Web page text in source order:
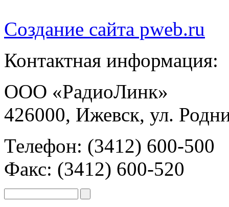
Создание сайта pweb.ru
Контактная информация:
ООО «РадиоЛинк»
426000, Ижевск, ул.
Телефон: (3412) 600-500
Факс: (3412) 600-520